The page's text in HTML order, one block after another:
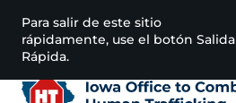
Pasar al contenido principal
Para salir de este sitio
rápidamente, use el botón Salida
Rápida.